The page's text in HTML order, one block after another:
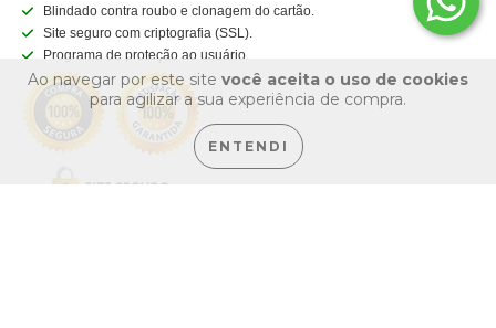
Ao navegar por este site você aceita o uso de cookies
para agilizar a sua experiência de compra.
ENTENDI
Blindado contra roubo e clonagem do cartão.
Site seguro com criptografia (SSL).
Programa de proteção ao usuário.